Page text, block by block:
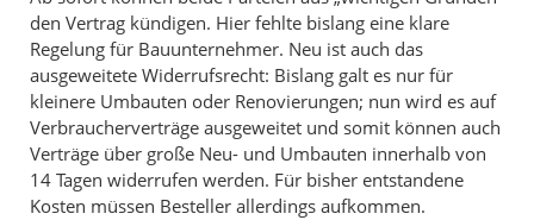
den Vertrag kündigen. Hier fehlte bislang eine klare
Regelung für Bauunternehmer. Neu ist auch das
ausgeweitete Widerrufsrecht: Bislang galt es nur für
kleinere Umbauten oder Renovierungen; nun wird es auf
Verbraucherverträge ausgeweitet und somit können auch
Verträge über große Neu- und Umbauten innerhalb von
14 Tagen widerrufen werden. Für bisher entstandene
Kosten müssen Besteller allerdings aufkommen.